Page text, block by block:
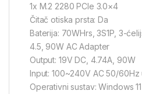
1x M.2 2280 PCIe 3.0×4
Čitač otiska prsta: Da
Baterija: 70WHrs, 3S1P, 3-
4.5, 90W AC Adapter
Output: 19V DC, 4.74A, 90W
Input: 100~240V AC 50/
Operativni sustav: Windows